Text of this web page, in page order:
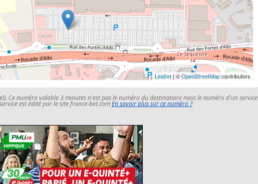
Leaflet| ©OpenStreetMapcontributors
Ce numéro valable 3 minutes n'est pas le numéro du destinataire mais le numéro d'un service
est édité par le site france-bet.comEn savoir plus sur ce numéro ?